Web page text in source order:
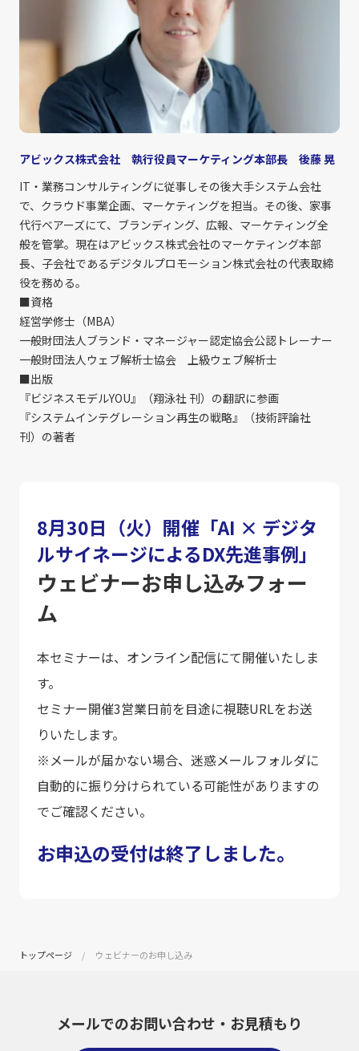
アビックス株式会社 執行役員マーケティング本部長 後藤 晃
IT・業務コンサルティングに従事しその後大手システム会社
で、クラウド事業企画、マーケティングを担当。その後、家事
代行ベアーズにて、ブランディング、広報、マーケティング全
般を管掌。現在はアビックス株式会社のマーケティング本部
長、子会社であるデジタルプロモーション株式会社の代表取締
役を務める。
■資格
経営学修士（MBA）
一般財団法人ブランド・マネージャー認定協会公認トレーナー
一般財団法人ウェブ解析士協会 上級ウェブ解析士
■出版
『ビジネスモデルYOU』（翔泳社 刊）の翻訳に参画
『システムインテグレーション再生の戦略』（技術評論社
刊）の著者
8月30日（火）開催「AI × デジタ
ルサイネージによるDX先進事例」
ウェビナーお申し込みフォー
ム
本セミナーは、オンライン配信にて開催いたしま
す。
セミナー開催3営業日前を目途に視聴URLをお送
りいたします。
※メールが届かない場合、迷惑メールフォルダに
自動的に振り分けられている可能性がありますの
でご確認ください。
お申込の受付は終了しました。
トップページ ウェビナーのお申し込み
メールでのお問い合わせ・ お見積もり